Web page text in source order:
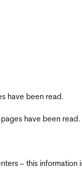
have been read.
have been read.
– this information